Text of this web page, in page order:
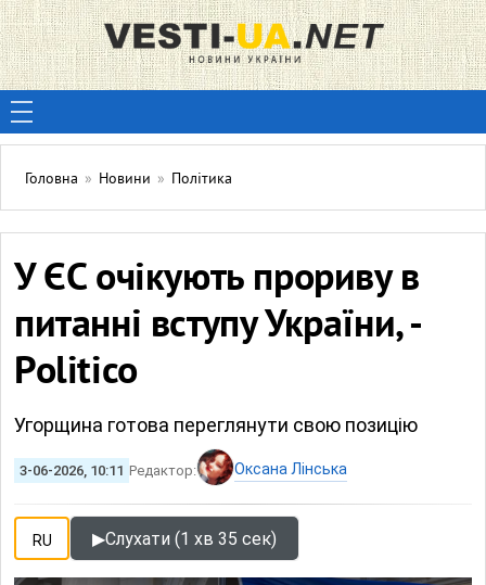
Головна » Новини » Політика
У ЄС очікують прориву в
питанні вступу України, -
Politico
Угорщина готова переглянути свою позицію
3-06-2026, 10:11 Редактор: Оксана Лінська
RU ▶Слухати (1 хв 35 сек)